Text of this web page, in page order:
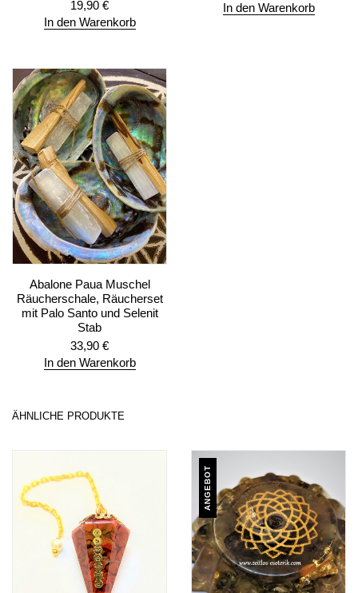
19,90 €
In den Warenkorb
In den Warenkorb
Abalone Paua Muschel
Räucherschale, Räucherset
mit Palo Santo und Selenit
Stab
33,90 €
In den Warenkorb
ÄHNLICHE PRODUKTE
ANGEBOT